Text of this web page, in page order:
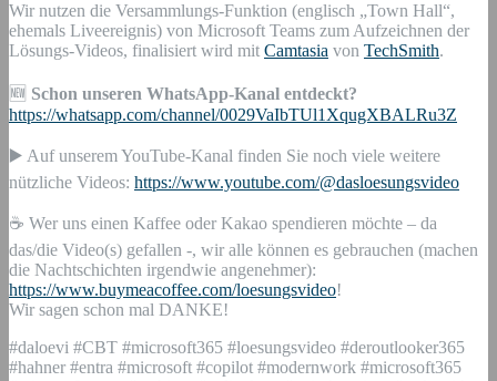
Wir nutzen die Versammlungs-Funktion (englisch „Town Hall“,
ehemals Liveereignis) von Microsoft Teams zum Aufzeichnen der
Lösungs-Videos, finalisiert wird mit Camtasia von TechSmith.
🆕 Schon unseren WhatsApp-Kanal entdeckt?
https://whatsapp.com/channel/0029VaIbTUl1XqugXBALRu3Z
▶️ Auf unserem YouTube-Kanal finden Sie noch viele weitere
nützliche Videos: https://www.youtube.com/@dasloesungsvideo
☕ Wer uns einen Kaffee oder Kakao spendieren möchte – da
das/die Video(s) gefallen -, wir alle können es gebrauchen (machen
die Nachtschichten irgendwie angenehmer):
https://www.buymeacoffee.com/loesungsvideo!
Wir sagen schon mal DANKE!
#daloevi #CBT #microsoft365 #loesungsvideo #deroutlooker365
#hahner #entra #microsoft #copilot #modernwork #microsoft365